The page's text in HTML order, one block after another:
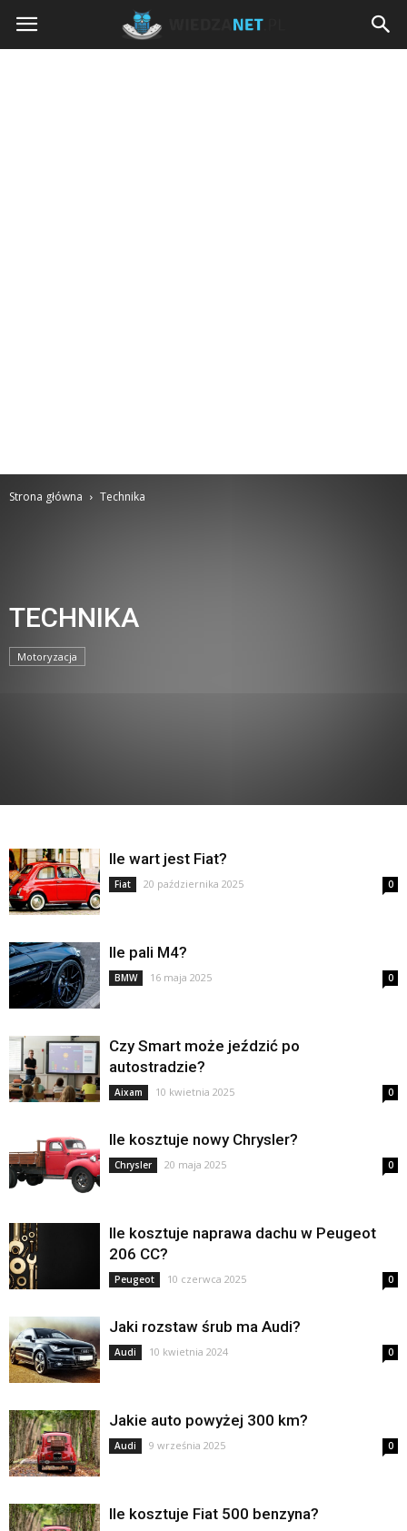
Wiedzanet.pl
Strona główna Technika
TECHNIKA
Motoryzacja
Ile wart jest Fiat?
Fiat 20 października 2025 0
Ile pali M4?
BMW 16 maja 2025 0
Czy Smart może jeździć po
autostradzie?
Aixam 10 kwietnia 2025 0
Ile kosztuje nowy Chrysler?
Chrysler 20 maja 2025 0
Ile kosztuje naprawa dachu w Peugeot
206 CC?
Peugeot 10 czerwca 2025 0
Jaki rozstaw śrub ma Audi?
Audi 10 kwietnia 2024 0
Jakie auto powyżej 300 km?
Audi 9 września 2025 0
Ile kosztuje Fiat 500 benzyna?